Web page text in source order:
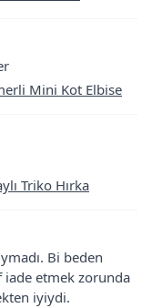
Mini Kot Elbise
Triko Hırka
Bi beden
etmek zorunda
iyiydi.